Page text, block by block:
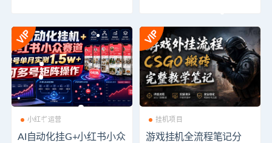
小红书运营
AI自动化挂G+小红书小众
挂机项目
游戏挂机全流程笔记分